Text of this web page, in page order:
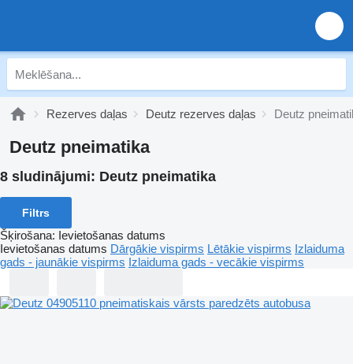
Rezerves daļas Deutz rezerves daļas Deutz
Deutz pneimatika
8 sludinājumi: Deutz pneimatika
Filtrs
Šķirošana: Ievietošanas datums
Ievietošanas datums Dārgākie vispirms Lētākie vispirms Izlaiduma
gads - jaunākie vispirms Izlaiduma gads - vecākie vispirms